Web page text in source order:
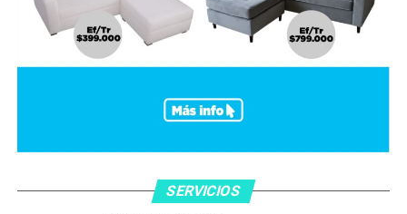
SERVICIOS